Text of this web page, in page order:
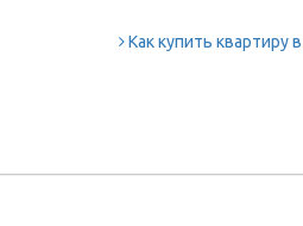
Как купить квартиру